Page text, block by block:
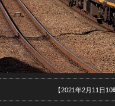
【2021年2月11日